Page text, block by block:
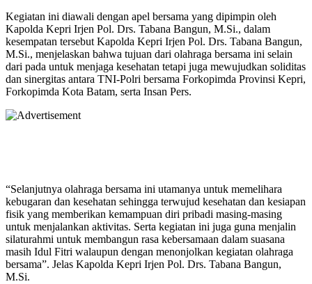
Kegiatan ini diawali dengan apel bersama yang dipimpin oleh
Kapolda Kepri Irjen Pol. Drs. Tabana Bangun, M.Si., dalam
kesempatan tersebut Kapolda Kepri Irjen Pol. Drs. Tabana Bangun,
M.Si., menjelaskan bahwa tujuan dari olahraga bersama ini selain
dari pada untuk menjaga kesehatan tetapi juga mewujudkan soliditas
dan sinergitas antara TNI-Polri bersama Forkopimda Provinsi Kepri,
Forkopimda Kota Batam, serta Insan Pers.
“Selanjutnya olahraga bersama ini utamanya untuk memelihara
kebugaran dan kesehatan sehingga terwujud kesehatan dan kesiapan
fisik yang memberikan kemampuan diri pribadi masing-masing
untuk menjalankan aktivitas. Serta kegiatan ini juga guna menjalin
silaturahmi untuk membangun rasa kebersamaan dalam suasana
masih Idul Fitri walaupun dengan menonjolkan kegiatan olahraga
bersama”. Jelas Kapolda Kepri Irjen Pol. Drs. Tabana Bangun,
M.Si.